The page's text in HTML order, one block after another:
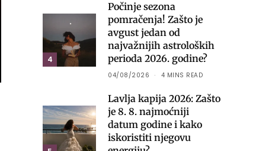
4
Počinje sezona
pomračenja! Zašto je
avgust jedan od
najvažnijih astroloških
perioda 2026. godine?
04/08/2026 4 MINS READ
Lavlja kapija 2026: Zašto
je 8. 8. najmoćniji
datum godine i kako
iskoristiti njegovu